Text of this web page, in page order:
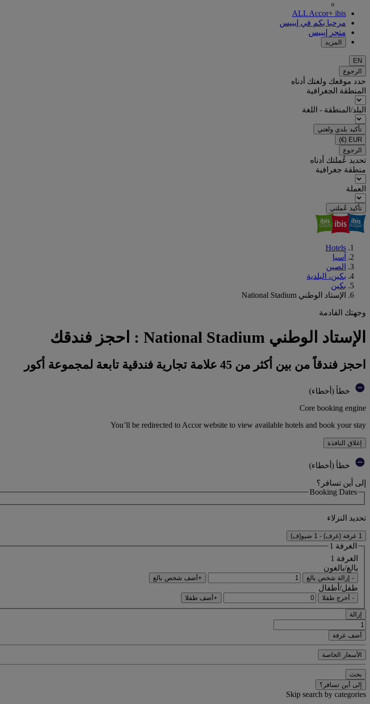
ALL Accor+ ibis
مرحبا بكم في إيبيس
متجر إيبيس
المزيد
EN
الرجوع
حدد موقعك ولغتك أدناه
المنطقة الجغرافية
البلد/المنطقة - اللغة
تأكيد بلدي ولغتي
EUR
(€)
الرجوع
تحديد عُملتك أدناه
منطقة جغرافية
العملة
تأكيد عُملتي
Hotels
آسيا
الصين
بكين، البلدية
بكين
الإستاد الوطني National Stadium
وجهتك القادمة
الإستاد الوطني National Stadium : احجز فندقك
احجز فندقاً من بين أكثر من 45 علامة تجارية فندقية تابعة لمجموعة أكور
خطأ (أخطاء)
Core booking engine
You’ll be redirected to Accor website to view available hotels and book your stay
إغلاق النافذة
خطأ (أخطاء)
إلى أين تسافر؟
Booking Dates
تحديد النزلاء
1 غرفة (غرف) - 1 ضيو(ف)
الغرفة 1
الغرفة 1
بالغ/بالغون
- إزالة شخص بالغ +أضف شخص بالغ
طفل/أطفال
- أخرج طفلا +أضف طفلا
إزالة
أضف غرفة
الأسعار الخاصة
بحث
إلى أين تسافر؟
Skip search by categories